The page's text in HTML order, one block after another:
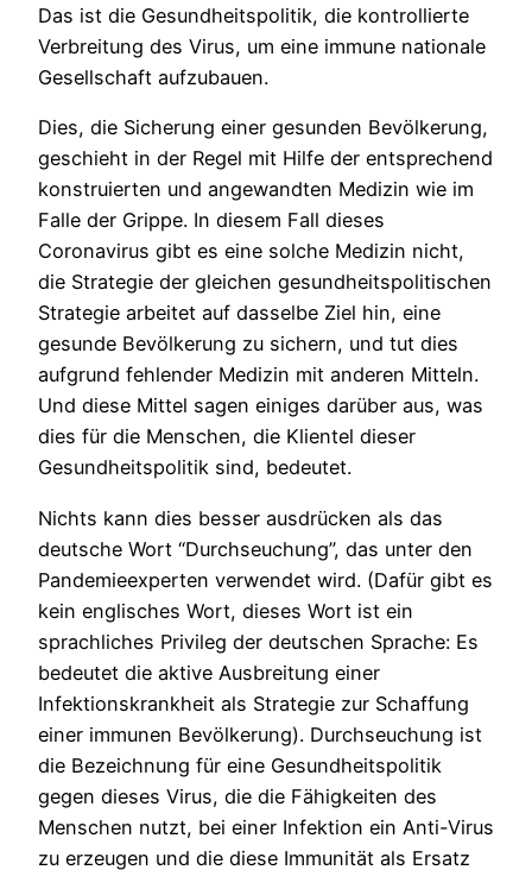
Das ist die Gesundheitspolitik, die kontrollierte
Verbreitung des Virus, um eine immune nationale
Gesellschaft aufzubauen.
Dies, die Sicherung einer gesunden Bevölkerung,
geschieht in der Regel mit Hilfe der entsprechend
konstruierten und angewandten Medizin wie im
Falle der Grippe. In diesem Fall dieses
Coronavirus gibt es eine solche Medizin nicht,
die Strategie der gleichen gesundheitspolitischen
Strategie arbeitet auf dasselbe Ziel hin, eine
gesunde Bevölkerung zu sichern, und tut dies
aufgrund fehlender Medizin mit anderen Mitteln.
Und diese Mittel sagen einiges darüber aus, was
dies für die Menschen, die Klientel dieser
Gesundheitspolitik sind, bedeutet.
Nichts kann dies besser ausdrücken als das
deutsche Wort “Durchseuchung”, das unter den
Pandemieexperten verwendet wird. (Dafür gibt es
kein englisches Wort, dieses Wort ist ein
sprachliches Privileg der deutschen Sprache: Es
bedeutet die aktive Ausbreitung einer
Infektionskrankheit als Strategie zur Schaffung
einer immunen Bevölkerung). Durchseuchung ist
die Bezeichnung für eine Gesundheitspolitik
gegen dieses Virus, die die Fähigkeiten des
Menschen nutzt, bei einer Infektion ein Anti-Virus
zu erzeugen und die diese Immunität als Ersatz